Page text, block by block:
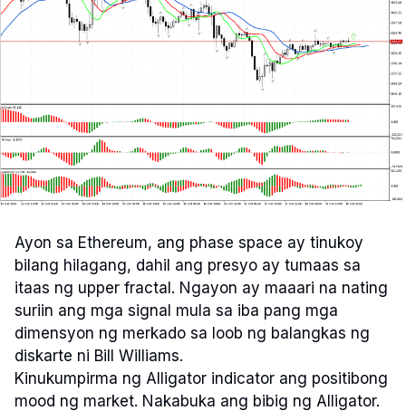
Ayon sa Ethereum, ang phase space ay tinukoy
bilang hilagang, dahil ang presyo ay tumaas sa
itaas ng upper fractal. Ngayon ay maaari na nating
suriin ang mga signal mula sa iba pang mga
dimensyon ng merkado sa loob ng balangkas ng
diskarte ni Bill Williams.
Kinukumpirma ng Alligator indicator ang positibong
mood ng market. Nakabuka ang bibig ng Alligator.